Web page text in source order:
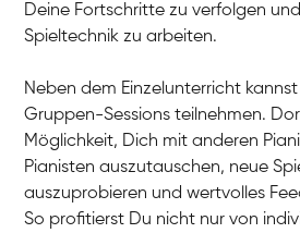
Deine Fortschritte zu verfolgen
Spieltechnik zu arbeiten.
Neben dem Einzelunterricht
Gruppen-Sessions teilnehmen.
Möglichkeit, Dich mit anderen
Pianisten auszutauschen, neue
auszuprobieren und wertvolles
So profitierst Du nicht nur von